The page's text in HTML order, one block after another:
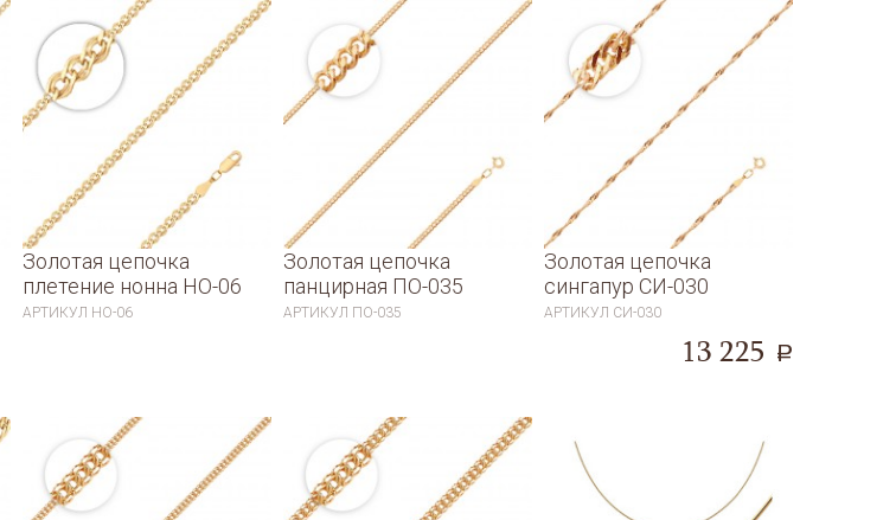
Золотая цепочка
плетение нонна НО-06
АРТИКУЛ НО-06
Золотая цепочка
панцирная ПО-035
АРТИКУЛ ПО-035
Золотая цепочка
сингапур СИ-030
АРТИКУЛ СИ-030
13 225 a